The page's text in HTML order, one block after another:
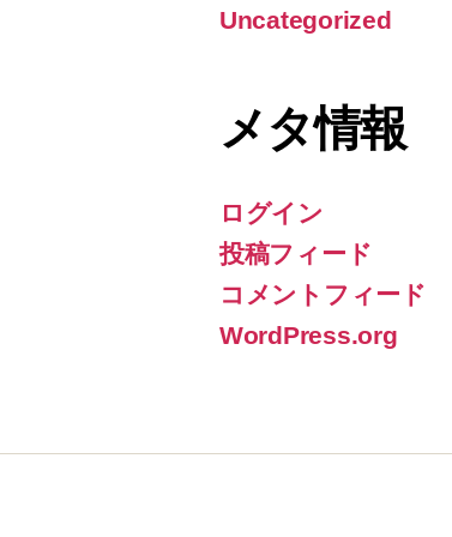
Uncategorized
メタ情報
ログイン
投稿フィード
コメントフィード
WordPress.org